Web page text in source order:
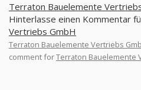
Terraton Bauelemente
Hinterlasse einen Kommentar
Vertriebs GmbH
Terraton Bauelemente Vertriebs
comment forTerraton Bauelemente